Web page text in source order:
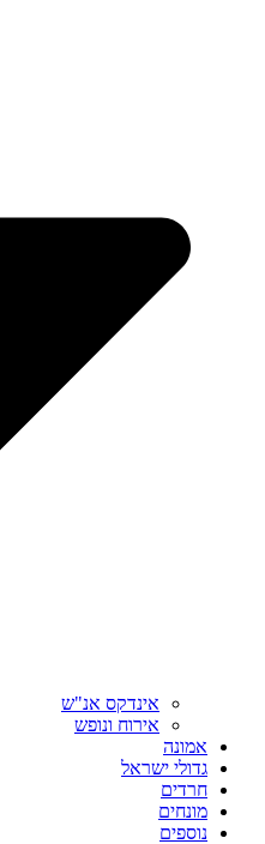
אינדקס אנ"ש
אירוח ונופש
אמונה
גדולי ישראל
חרדים
מונחים
נוספים